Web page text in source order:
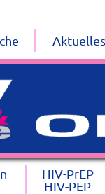
Aktuelles
HIV-PrEP
HIV-PEP